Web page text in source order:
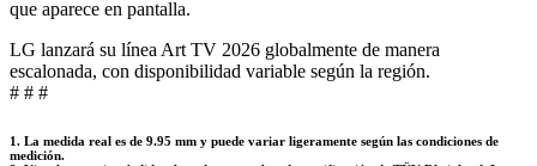
que aparece en pantalla.
LG lanzará su línea Art TV 2026 globalmente de manera
escalonada, con disponibilidad variable según la región.
# # #
1. La medida real es de 9.95 mm y puede variar ligeramente según las condiciones de
medición.